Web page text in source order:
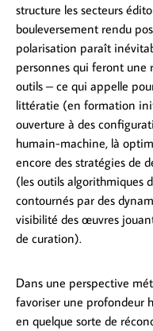
structure les secteurs
bouleversement rendu
polarisation paraît
personnes qui feront une
outils – ce qui appelle
littératie (en formation
ouverture à des
humain-machine, là
encore des stratégies de
(les outils algorithmiques
contournés par des
visibilité des œuvres
de curation).
Dans une perspective
favoriser une profondeur
en quelque sorte de